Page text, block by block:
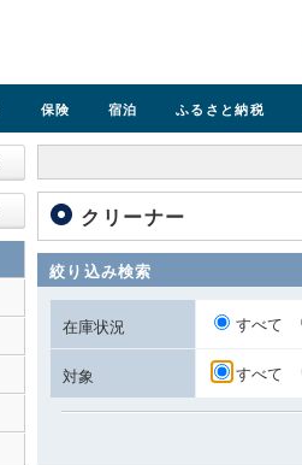
保険 宿泊 ふるさと納税
クリーナー
絞り込み検索
在庫状況 すべて
対象 すべて